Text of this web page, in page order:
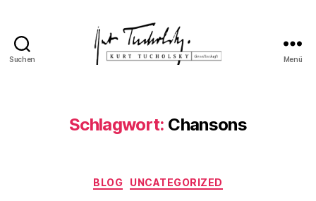
Suchen Menü
Schlagwort: Chansons
Kategorien
BLOG UNCATEGORIZED